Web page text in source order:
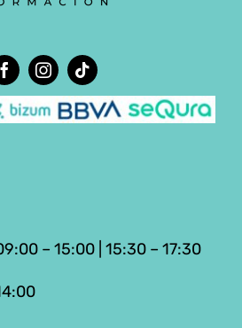
– 15:00 | 15:30 – 17:30